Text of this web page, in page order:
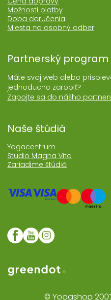
Možnosti platby
Doba doručenia
Miesta na osobný odber
Partnerský
Máte svoj web alebo
jednoducho zarobiť?
Zapojte sa do nášho
Naše štúdiá
Yogacentrum
Studio Magna Vita
Zariadime štúdiá
Web realizoval Greendot
© Yogashop